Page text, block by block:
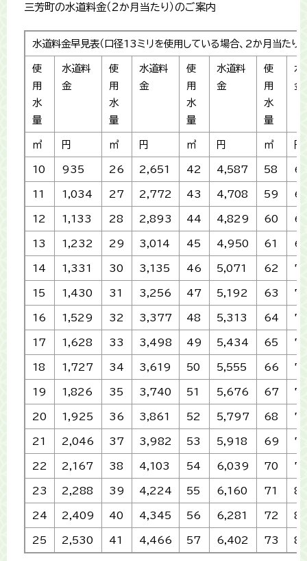
三芳町の水道料金（2か月当たり）のご案内
水道料金早見表（口径13ミリを使用している場合、2か月当たり
使
用
水
量
水道料
金
使
用
水
量
水道料
金
使
用
水
量
水道料
金
使
用
水
量
水
金
㎥ 円 ㎥ 円 ㎥ 円 ㎥ 円
10 935 26 2,651 42 4,587 58
11 1,034 27 2,772 43 4,708 59
12 1,133 28 2,893 44 4,829 60
13 1,232 29 3,014 45 4,950 61
14 1,331 30 3,135 46 5,071 62
15 1,430 31 3,256 47 5,192 63
16 1,529 32 3,377 48 5,313 64
17 1,628 33 3,498 49 5,434 65
18 1,727 34 3,619 50 5,555 66
19 1,826 35 3,740 51 5,676 67
20 1,925 36 3,861 52 5,797 68
21 2,046 37 3,982 53 5,918 69
22 2,167 38 4,103 54 6,039 70
23 2,288 39 4,224 55 6,160 71
24 2,409 40 4,345 56 6,281 72
25 2,530 41 4,466 57 6,402 73